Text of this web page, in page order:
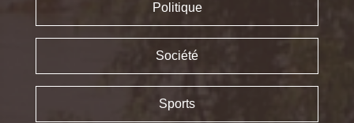
Politique
Société
Sports